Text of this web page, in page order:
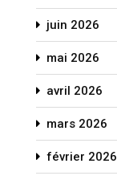
juin 2026
mai 2026
avril 2026
mars 2026
février 2026